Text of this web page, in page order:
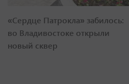
«Сердце Патрокла» забилось:
во Владивостоке открыли
новый сквер